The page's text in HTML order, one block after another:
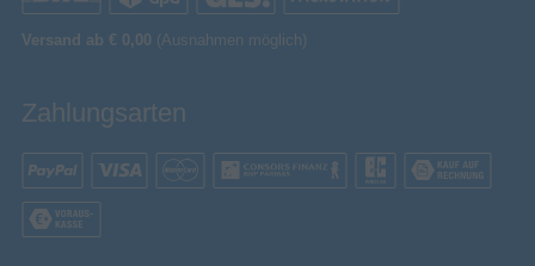
Versand ab € 0,00 (Ausnahmen möglich)
Zahlungsarten